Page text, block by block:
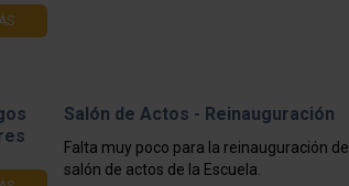
Salón de Actos - Reinauguración
Falta muy poco para la reinauguración del
salón de actos de la Escuela.